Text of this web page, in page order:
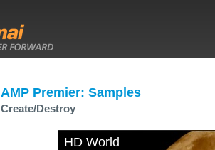
AMP Premier: Samples
Create/Destroy
HD World